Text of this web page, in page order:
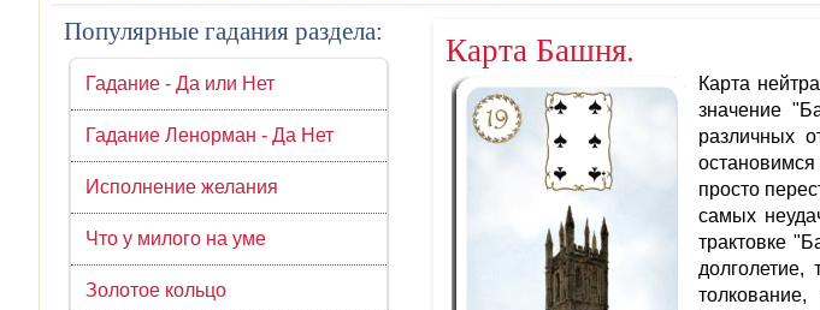
Популярные гадания раздела:
Гадание - Да или Нет
Гадание Ленорман - Да Нет
Исполнение желания
Что у милого на уме
Золотое кольцо
Карта Башня.
Карта
значение
различных
просто
самых
трактовке
долголетие,